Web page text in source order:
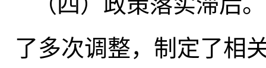
了多次调整， 制定了相